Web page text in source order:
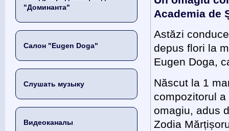
"Доминанта"
Салон "Eugen Doga"
Слушать музыку
Видеоканалы
Academia de
Astăzi
depus flori la
Eugen Doga,
Născut la 1
compozitorul
omagiu, adus
Zodia